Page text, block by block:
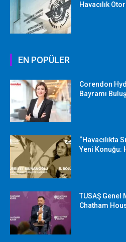
Havacılık
EN POPÜLER
Corendon
Bayramı
“Havacılıkta
Yeni Konuğu:
TUSAŞ Genel
Chatham